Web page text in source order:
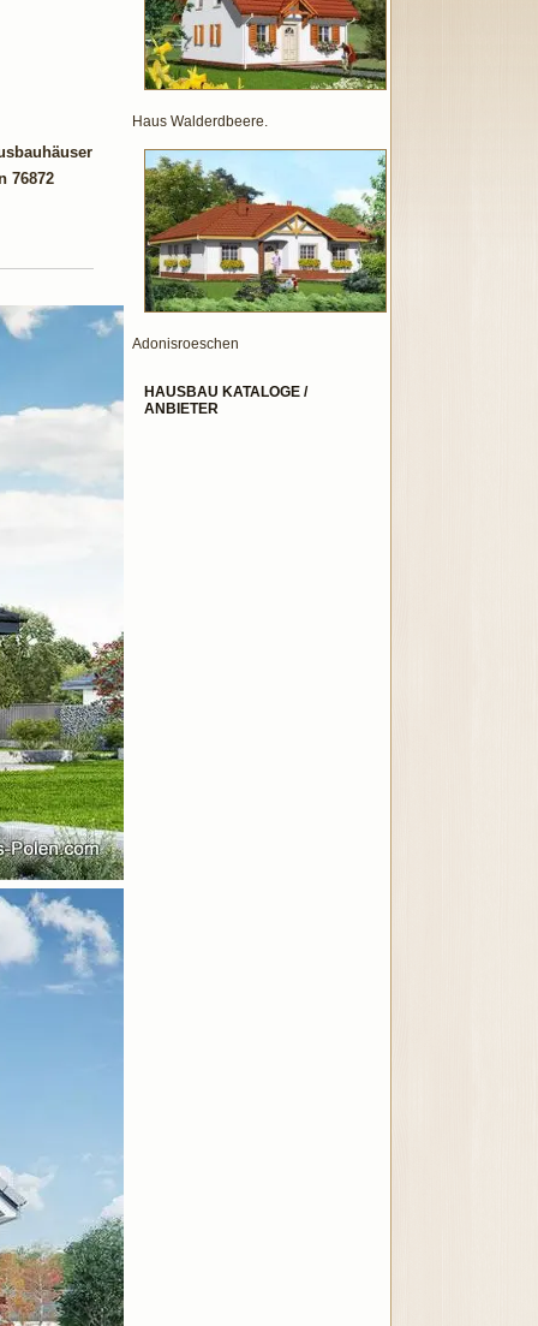
76872
Haus Walderdbeere.
Adonisroeschen
HAUSBAU KATALOGE /
ANBIETER